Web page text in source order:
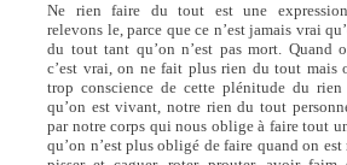
Ne rien faire du tout est une expression
relevons le, parce que ce n’est jamais vrai
du tout tant qu’on n’est pas mort. Quand
c’est vrai, on ne fait plus rien du tout mais
trop conscience de cette plénitude du
qu’on est vivant, notre rien du tout
par notre corps qui nous oblige à faire tout
qu’on n’est plus obligé de faire quand on est